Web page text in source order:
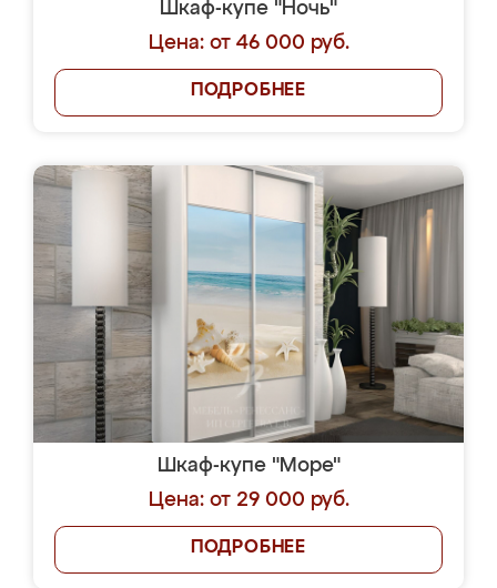
Шкаф-купе "Ночь"
Цена: от 46 000 руб.
ПОДРОБНЕЕ
Шкаф-купе "Море"
Цена: от 29 000 руб.
ПОДРОБНЕЕ